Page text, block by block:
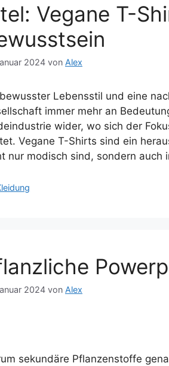
Vegane T-
2024 von Alex
Lebensstil und eine
immer mehr an
wider, wo sich der
Vegane T-Shirts sind ein
nur modisch sind, sondern auch
2024 von Alex
sekundäre Pflanzenstoffe